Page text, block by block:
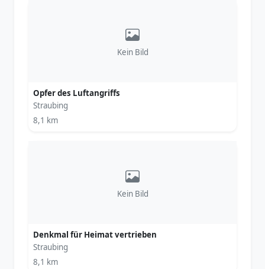
Kein Bild
Opfer des Luftangriffs
Straubing
8,1 km
Kein Bild
Denkmal für Heimat vertrieben
Straubing
8,1 km